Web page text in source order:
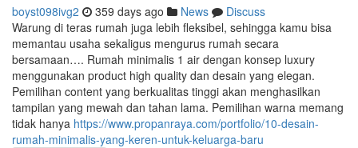
boyst098ivg2 359 days ago News
Discuss
Warung di teras rumah juga lebih fleksibel, sehingga kamu bisa
memantau usaha sekaligus mengurus rumah secara
bersamaan…. Rumah minimalis 1 air dengan konsep luxury
menggunakan product high quality dan desain yang elegan.
Pemilihan content yang berkualitas tinggi akan menghasilkan
tampilan yang mewah dan tahan lama. Pemilihan warna memang
tidak hanya https://www.propanraya.com/portfolio/10-desain-
rumah-minimalis-yang-keren-untuk-keluarga-baru